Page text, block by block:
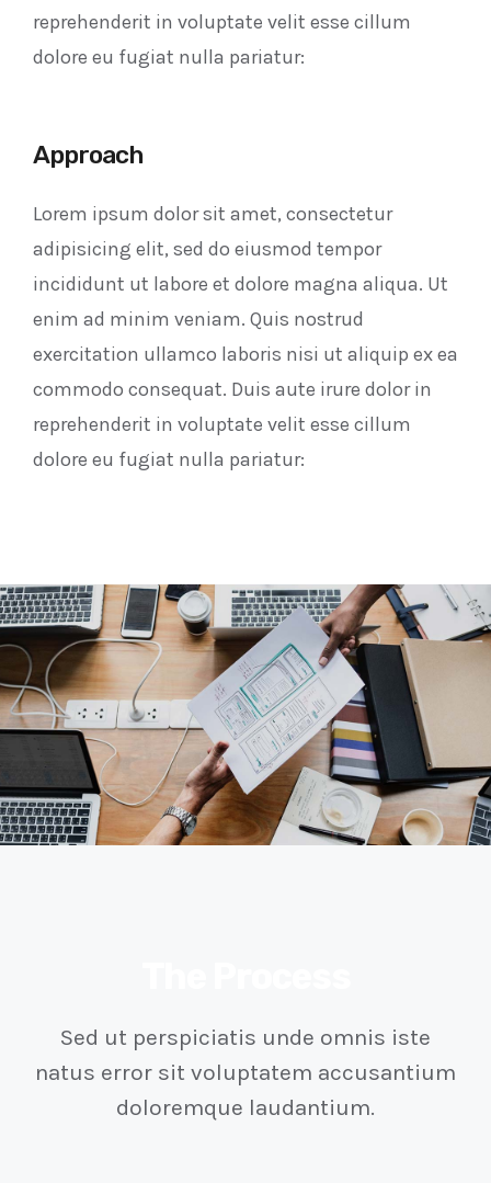
reprehenderit in voluptate velit esse cillum
dolore eu fugiat nulla pariatur:
Approach
Lorem ipsum dolor sit amet, consectetur
adipisicing elit, sed do eiusmod tempor
incididunt ut labore et dolore magna aliqua. Ut
enim ad minim veniam. Quis nostrud
exercitation ullamco laboris nisi ut aliquip ex ea
commodo consequat. Duis aute irure dolor in
reprehenderit in voluptate velit esse cillum
dolore eu fugiat nulla pariatur:
Sed ut perspiciatis unde omnis iste
natus error sit voluptatem accusantium
doloremque laudantium.